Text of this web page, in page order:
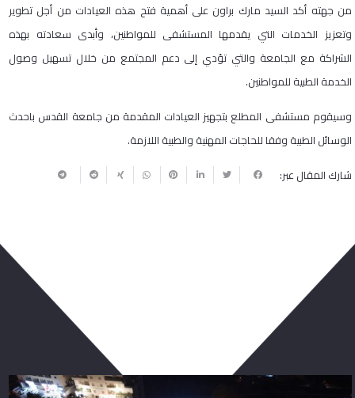
من جهته أكد السيد مارك براون على أهمية فتح هذه العيادات من أجل تطوير
وتعزيز الخدمات التي يقدمها المستشفى للمواطنين، وأبدى سعادته بهذه
الشراكة مع الجامعة والتي تؤدي إلى دعم المجتمع من خلال تسهيل وصول
الخدمة الطبية للمواطنين.
وسيقوم مستشفى المطلع بتجهيز العيادات المقدمة من جامعة القدس باحدث
الوسائل الطبية وفقا للحاجات المهنية والطبية اللازمة.
شارك المقال عبر: